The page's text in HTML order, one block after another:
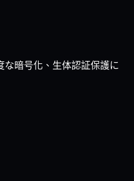
暗号化、生体認証保護に